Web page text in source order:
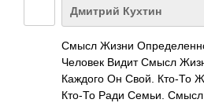
Дмитрий Кухтин
Смысл Жизни
Человек Видит Смысл
Каждого Он Свой. Кто-То
Кто-То Ради Семьи.